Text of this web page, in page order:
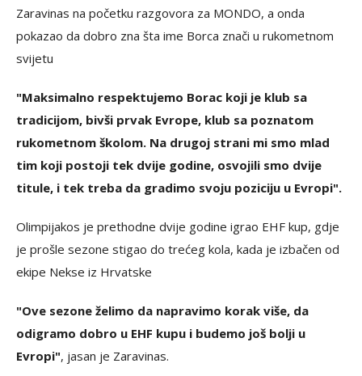
Zaravinas na početku razgovora za MONDO, a onda
pokazao da dobro zna šta ime Borca znači u rukometnom
svijetu
"Maksimalno respektujemo Borac koji je klub sa
tradicijom, bivši prvak Evrope, klub sa poznatom
rukometnom školom. Na drugoj strani mi smo mlad
tim koji postoji tek dvije godine, osvojili smo dvije
titule, i tek treba da gradimo svoju poziciju u Evropi".
Olimpijakos je prethodne dvije godine igrao EHF kup, gdje
je prošle sezone stigao do trećeg kola, kada je izbačen od
ekipe Nekse iz Hrvatske
"Ove sezone želimo da napravimo korak više, da
odigramo dobro u EHF kupu i budemo još bolji u
Evropi", jasan je Zaravinas.